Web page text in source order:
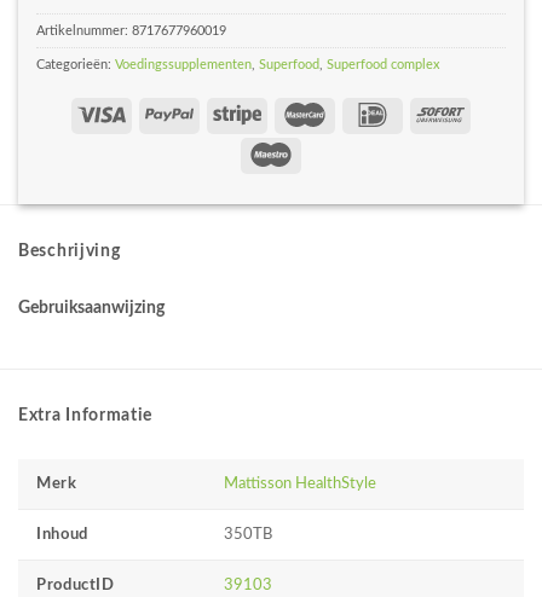
Artikelnummer: 8717677960019
Categorieën: Voedingssupplementen Superfood Superfood complex
Beschrijving
Gebruiksaanwijzing
Extra Informatie
Merk Mattisson HealthStyle
Inhoud 350TB
ProductID 39103